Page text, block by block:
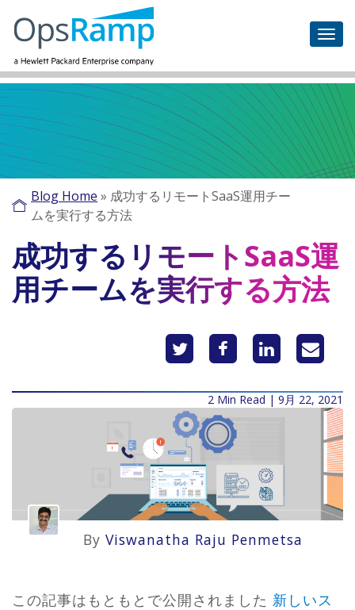
Blog Home » 成功するリモートSaaS運用チー
ムを実行する方法
成功するリモートSaaS運
用チームを実行する方法
2 Min Read | 9月 22, 2021
By Viswanatha Raju Penmetsa
この記事はもともとで公開されました 新しいス